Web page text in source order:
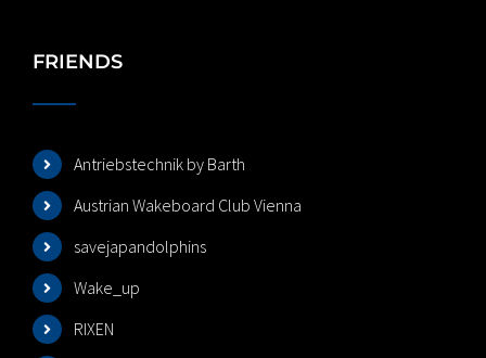
FRIENDS
Antriebstechnik by Barth
Austrian Wakeboard Club Vienna
savejapandolphins
Wake_up
RIXEN